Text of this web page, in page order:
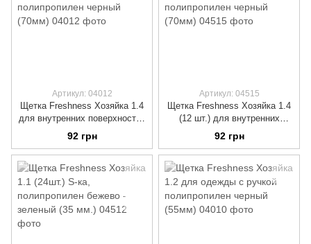
Артикул: 04012
Щетка Freshness Хозяйка 1.4
для внутренних поверхностей
(мягкая) полипропилен
черный (70мм)
92 грн
Артикул: 04515
Щетка Freshness Хозяйка 1.4
(12 шт.) для внутренних
поверхностей (мягкая)
полипропилен черный (70мм)
92 грн